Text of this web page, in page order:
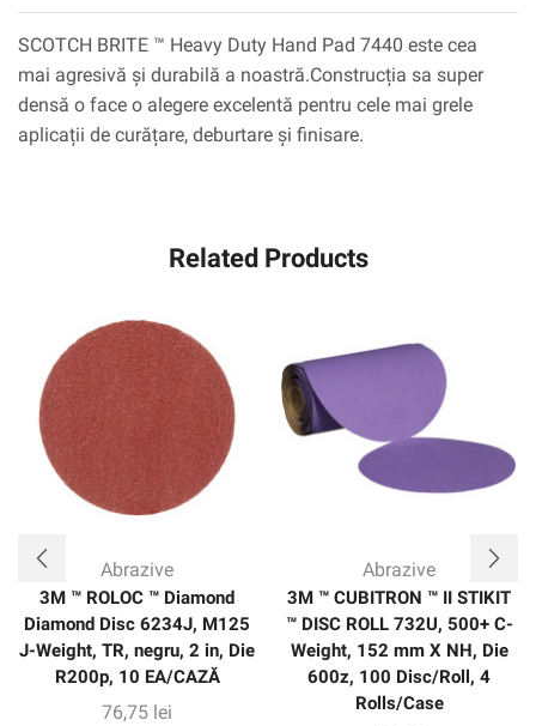
SCOTCH BRITE ™ Heavy Duty Hand Pad 7440 este cea
mai agresivă și durabilă a noastră.Construcția sa super
densă o face o alegere excelentă pentru cele mai grele
aplicații de curățare, deburtare și finisare.
Related Products
Abrazive
3M ™ ROLOC ™ Diamond
Diamond Disc 6234J, M125
J-Weight, TR, negru, 2 in, Die
R200p, 10 EA/CAZĂ
76,75 lei
Abrazive
3M ™ CUBITRON ™ II STIKIT
™ DISC ROLL 732U, 500+ C-
Weight, 152 mm X NH, Die
600z, 100 Disc/Roll, 4
Rolls/Case